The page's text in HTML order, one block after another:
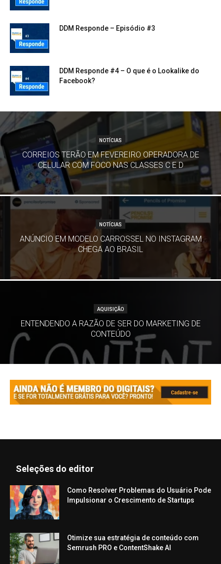
DDM Responde – Episódio #3
DDM Responde #4 – O que é o Lookalike do
Facebook?
NOTÍCIAS
CORREIOS TERÃO EM FEVEREIRO OPERADORA DE
CELULAR COM FOCO NAS CLASSES C E D
NOTÍCIAS
ANÚNCIO EM MODELO CARROSSEL NO INSTAGRAM
CHEGA AO BRASIL
AQUISIÇÃO
ENTENDENDO A RAZÃO DE SER DO MARKETING DE
CONTEÚDO
Seleções do editor
Como Resolver Problemas do Usuário Pode
Impulsionar o Crescimento de Startups
Otimize sua estratégia de conteúdo com
Semrush PRO e ContentShake AI